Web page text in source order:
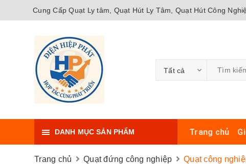
Cung Cấp Quạt Ly tâm, Quạt Hút Ly Tâm, Quạt Hút Công
Tất cả
DANH MỤC SẢN PHẨM Trang chủ
Trang chủ Quạt đứng công nghiệp Quạt công